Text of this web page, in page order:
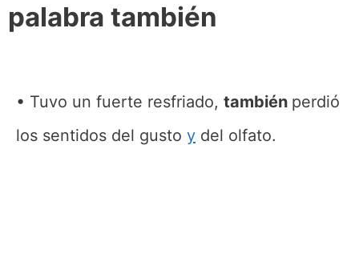
palabra también
Tuvo un fuerte resfriado, también perdió
los sentidos del gusto y del olfato.